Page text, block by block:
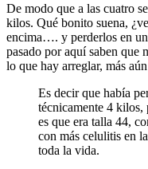
De modo que a las cuatro
kilos. Qué bonito suena,
encima…. y perderlos en
pasado por aquí saben que
lo que hay arreglar, más
Es decir que había
técnicamente 4 kilos,
es que era talla 44,
con más celulitis en
toda la vida.